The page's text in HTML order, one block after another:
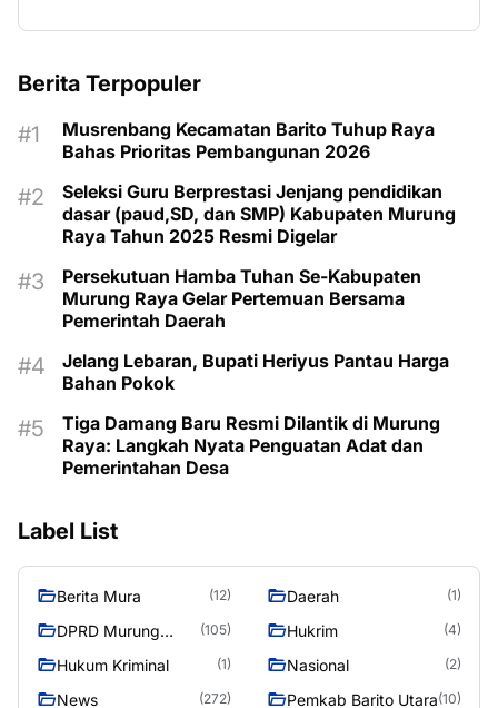
Berita Terpopuler
Musrenbang Kecamatan Barito Tuhup Raya
Bahas Prioritas Pembangunan 2026
Seleksi Guru Berprestasi Jenjang pendidikan
dasar (paud,SD, dan SMP) Kabupaten Murung
Raya Tahun 2025 Resmi Digelar
Persekutuan Hamba Tuhan Se-Kabupaten
Murung Raya Gelar Pertemuan Bersama
Pemerintah Daerah
Jelang Lebaran, Bupati Heriyus Pantau Harga
Bahan Pokok
Tiga Damang Baru Resmi Dilantik di Murung
Raya: Langkah Nyata Penguatan Adat dan
Pemerintahan Desa
Label List
Berita Mura (12) Daerah (1)
DPRD Murung
(105) Hukrim (4)
Hukum Kriminal (1) Nasional (2)
News (272) Pemkab Barito Utara(10)